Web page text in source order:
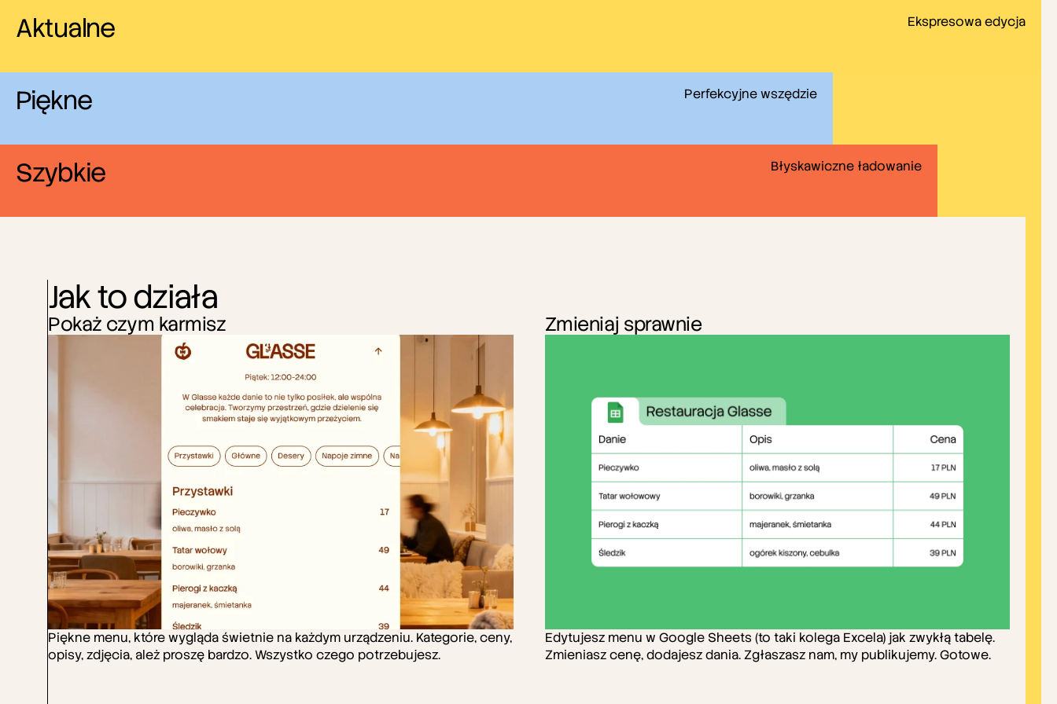
Aktualne Ekspresowa edycja
Piękne Perfekcyjne wszędzie
Szybkie Błyskawiczne ładowanie
Jak to działa
Pokaż czym karmisz
Piękne menu, które wygląda świetnie na każdym urządzeniu. Kategorie, ceny,
opisy, zdjęcia, ależ proszę bardzo. Wszystko czego potrzebujesz.
Zmieniaj sprawnie
Edytujesz menu w Google Sheets (to taki kolega Excela) jak zwykłą tabelę.
Zmieniasz cenę, dodajesz dania. Zgłaszasz nam, my publikujemy. Gotowe.
Poczęstujswoichgości
pięknym
menu